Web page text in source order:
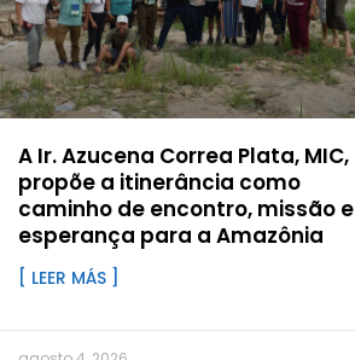
A Ir. Azucena Correa Plata, MIC,
propõe a itinerância como
caminho de encontro, missão e
esperança para a Amazônia
[ LEER MÁS ]